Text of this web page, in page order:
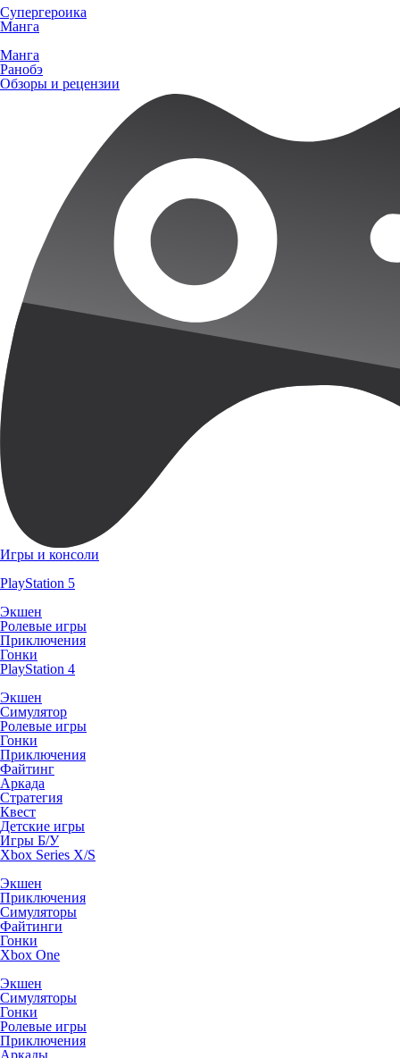
Супергероика
Манга
Манга
Ранобэ
Обзоры и рецензии
Игры и консоли
PlayStation 5
Экшен
Ролевые игры
Приключения
Гонки
PlayStation 4
Экшен
Симулятор
Ролевые игры
Гонки
Приключения
Файтинг
Аркада
Стратегия
Квест
Детские игры
Игры Б/У
Xbox Series X/S
Экшен
Приключения
Симуляторы
Файтинги
Гонки
Xbox One
Экшен
Симуляторы
Гонки
Ролевые игры
Приключения
Аркады